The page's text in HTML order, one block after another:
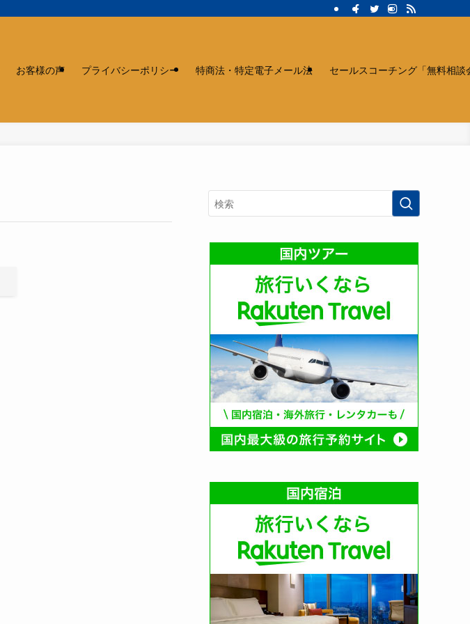
お客様の声 プライバシーポリシー 特商法・特定電子メール法 セールスコーチング「無料相談